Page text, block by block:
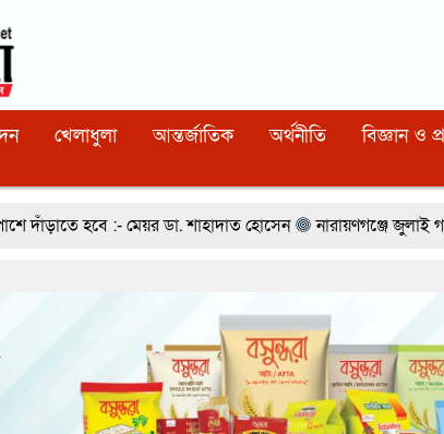
খেলাধুলা আন্তর্জাতিক অর্থনীতি বিজ্ঞান ও
ডা. শাহাদাত হোসেন নারায়ণগঞ্জে জুলাই গণঅভ্যুত্থান দিবস